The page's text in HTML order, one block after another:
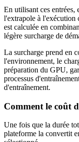
En utilisant ces entrées,
l'extrapole à l'exécution
est calculée en
légère surcharge de
La surcharge prend en
l'environnement, le
préparation du GPU,
processus
d'entraînement.
Comment le coût
Une fois que la durée
plateforme la convertit